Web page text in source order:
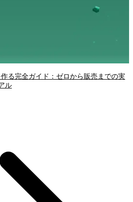
る完全ガイド：ゼロから販売までの実
ル